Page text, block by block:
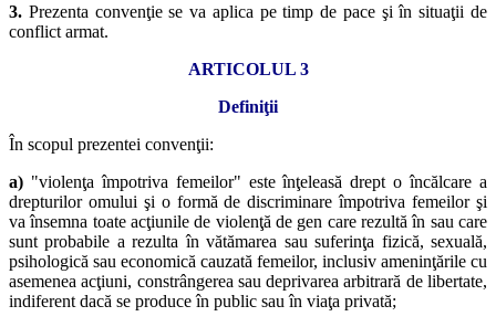
3. Prezenta convenţie se va aplica pe timp de pace şi în situaţii de
conflict armat.
ARTICOLUL 3
Definiţii
În scopul prezentei convenţii:
a) "violenţa împotriva femeilor" este înţeleasă drept o încălcare a
drepturilor omului şi o formă de discriminare împotriva femeilor şi
va însemna toate acţiunile de violenţă de gen care rezultă în sau care
sunt probabile a rezulta în vătămarea sau suferinţa fizică, sexuală,
psihologică sau economică cauzată femeilor, inclusiv ameninţările cu
asemenea acţiuni, constrângerea sau deprivarea arbitrară de libertate,
indiferent dacă se produce în public sau în viaţa privată;